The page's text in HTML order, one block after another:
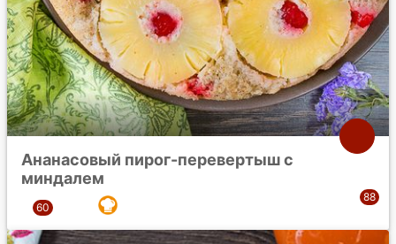
Ананасовый пирог-перевертыш с
миндалем